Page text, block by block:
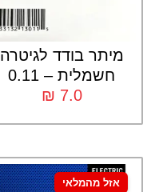
מיתר בודד לגיטרה
חשמלית – 0.11
₪ 7.0
אזל מהמלאי